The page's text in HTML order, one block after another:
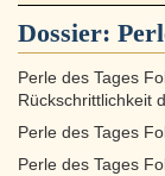
Dossier:
Perle des Tages
Rückschrittlichkeit
Perle des Tages
Perle des Tages